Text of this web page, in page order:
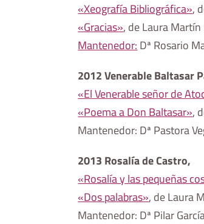
«Xeografía Bibliográfica»,
«Gracias», de Laura
Mantenedor: Dª Rosario
2012 Venerable Baltasar
«El Venerable señor de
«Poema a Don Baltasar»,
Mantenedor: Dª Pastora
2013 Rosalía de Castro,
«Rosalía y las pequeñas
«Dos palabras», de Laura
Mantenedor: Dª Pilar